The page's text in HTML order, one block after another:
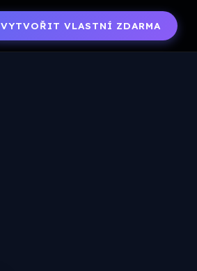
VYTVOŘIT VLASTNÍ ZDARMA